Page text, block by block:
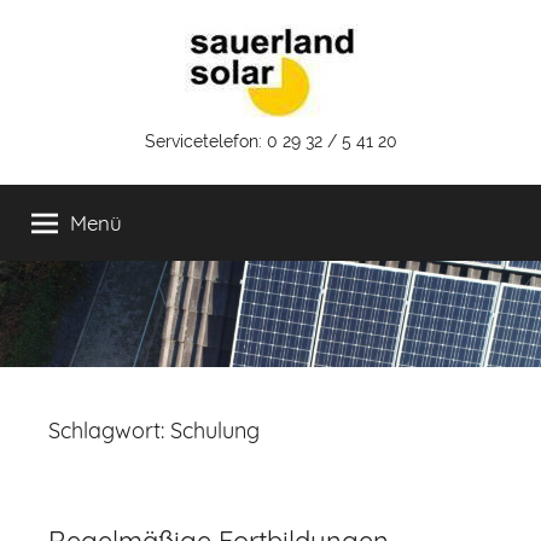
Sauerland
Solar
GmbH
Servicetelefon: 0 29 32 / 5 41 20
Menü
Schlagwort: Schulung